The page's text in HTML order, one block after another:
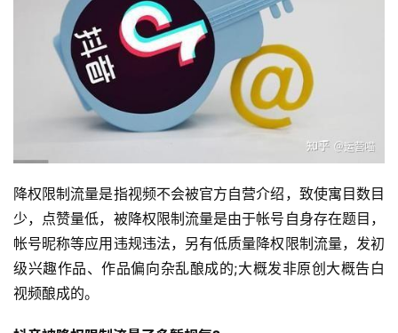
降权限制流量是指视频不会被官方自营介绍，致使寓目数目
少，点赞量低，被降权限制流量是由于帐号自身存在题目，
帐号昵称等应用违规违法，另有低质量降权限制流量，发初
级兴趣作品、作品偏向杂乱酿成的;大概发非原创大概告白
视频酿成的。